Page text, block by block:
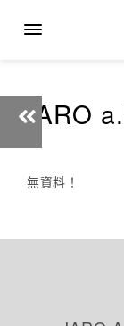
JARO
無資料！